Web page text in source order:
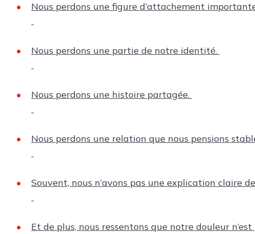
Nous perdons une figure d’attachement
Nous perdons une partie de notre identité.
Nous perdons une histoire partagée.
Nous perdons une relation que nous pensions
Souvent, nous n’avons pas une explication claire de
Et de plus, nous ressentons que notre douleur